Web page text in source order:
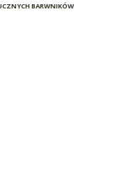
BARWNIKÓW